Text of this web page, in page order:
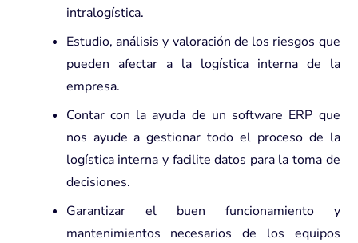
intralogística.
Estudio, análisis y valoración de los riesgos que
pueden afectar a la logística interna de la
empresa.
Contar con la ayuda de un software ERP que
nos ayude a gestionar todo el proceso de la
logística interna y facilite datos para la toma de
decisiones.
Garantizar el buen funcionamiento y
mantenimientos necesarios de los equipos